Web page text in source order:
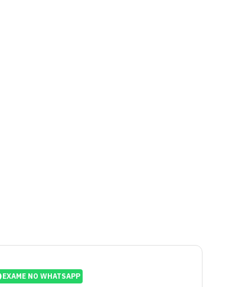
EXAME NO WHATSAPP